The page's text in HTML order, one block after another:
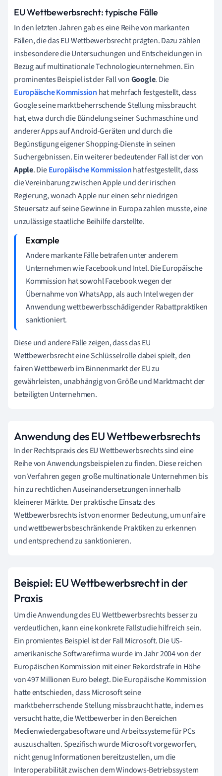
EU Wettbewerbsrecht: typische Fälle
In den letzten Jahren gab es eine Reihe von markanten
Fällen, die das EU Wettbewerbsrecht prägten. Dazu zählen
insbesondere die Untersuchungen und Entscheidungen in
Bezug auf multinationale Technologieunternehmen. Ein
prominentes Beispiel ist der Fall vonGoogle. Die
Europäische Kommission hat mehrfach festgestellt, dass
Google seine marktbeherrschende Stellung missbraucht
hat, etwa durch die Bündelung seiner Suchmaschine und
anderer Apps auf Android-Geräten und durch die
Begünstigung eigener Shopping-Dienste in seinen
Suchergebnissen. Ein weiterer bedeutender Fall ist der von
Apple. DieEuropäische Kommissionhat festgestellt, dass
die Vereinbarung zwischen Apple und der irischen
Regierung, wonach Apple nur einen sehr niedrigen
Steuersatz auf seine Gewinne in Europa zahlen musste, eine
unzulässige staatliche Beihilfe darstellte.
Andere markante Fälle betrafen unter anderem
Unternehmen wie Facebook und Intel. Die Europäische
Kommission hat sowohl Facebook wegen der
Übernahme von WhatsApp, als auch Intel wegen der
Anwendung wettbewerbsschädigender Rabattpraktiken
sanktioniert.
Diese und andere Fälle zeigen, dass das EU
Wettbewerbsrecht eine Schlüsselrolle dabei spielt, den
fairen Wettbewerb im Binnenmarkt der EU zu
gewährleisten, unabhängig von Größe und Marktmacht der
beteiligten Unternehmen.
Anwendung des EU Wettbewerbsrechts
In der Rechtspraxis des EU Wettbewerbsrechts sind eine
Reihe von Anwendungsbeispielen zu finden. Diese reichen
von Verfahren gegen große multinationale Unternehmen bis
hin zu rechtlichen Auseinandersetzungen innerhalb
kleinerer Märkte. Der praktische Einsatz des
Wettbewerbsrechts ist von enormer Bedeutung, um unfaire
und wettbewerbsbeschränkende Praktiken zu erkennen
und entsprechend zu sanktionieren.
Beispiel: EU Wettbewerbsrecht in der
Praxis
Um die Anwendung des EU Wettbewerbsrechts besser zu
verdeutlichen, kann eine konkrete Fallstudie hilfreich sein.
Ein promientes Beispiel ist der Fall Microsoft. Die US-
amerikanische Softwarefirma wurde im Jahr 2004 von der
Europäischen Kommission mit einer Rekordstrafe in Höhe
von 497 Millionen Euro belegt. Die Europäische Kommission
hatte entschieden, dass Microsoft seine
marktbeherrschende Stellung missbraucht hatte, indem es
versucht hatte, die Wettbewerber in den Bereichen
Medienwiedergabesoftware und Arbeitssysteme für PCs
auszuschalten. Spezifisch wurde Microsoft vorgeworfen,
nicht genug Informationen bereitzustellen, um die
Interoperabilität zwischen dem Windows-Betriebssystem